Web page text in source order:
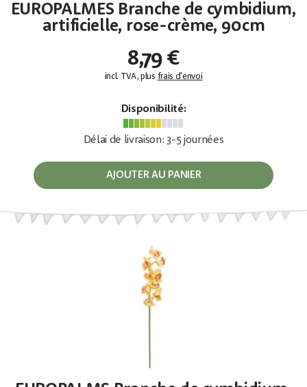
EUROPALMES Branche de cymbidium,
artificielle, rose-crème, 90cm
8,79 €
incl. TVA, plus frais d'envoi
Disponibilité:
Délai de livraison: 3-5 journées
AJOUTER AU PANIER